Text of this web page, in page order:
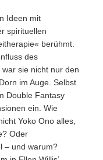
Ideen mit
spirituellen
berühmt.
des
sie nicht nur den
im Auge. Selbst
Double Fantasy
ein. Wie
Yoko Ono alles,
Oder
– und warum?